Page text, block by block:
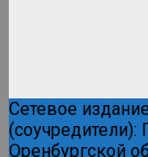
Сетевое
(соучредители):
Оренбургской